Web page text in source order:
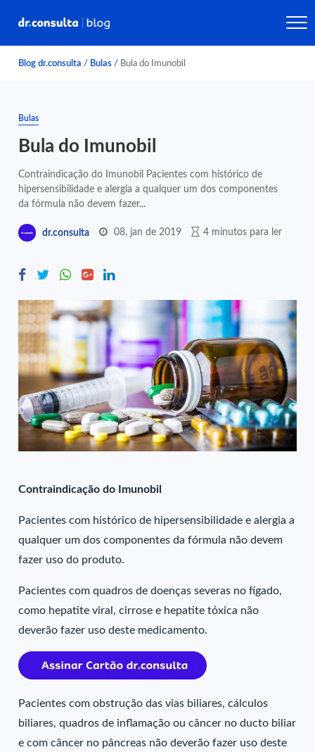
Blog dr.consulta / Bulas / Bula do Imunobil
Bulas
Bula do Imunobil
Contraindicação do Imunobil Pacientes com histórico de
hipersensibilidade e alergia a qualquer um dos componentes
da fórmula não devem fazer...
dr.consulta 08, jan de 2019 4 minutos para ler
Contraindicação do Imunobil
Pacientes com histórico de hipersensibilidade e alergia a
qualquer um dos componentes da fórmula não devem
fazer uso do produto.
Pacientes com quadros de doenças severas no fígado,
como hepatite viral, cirrose e hepatite tóxica não
deverão fazer uso deste medicamento.
Pacientes com obstrução das vias biliares, cálculos
biliares, quadros de inflamação ou câncer no ducto biliar
e com câncer no pâncreas não deverão fazer uso deste